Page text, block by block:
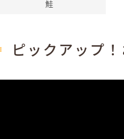
鮭
ピックアップ